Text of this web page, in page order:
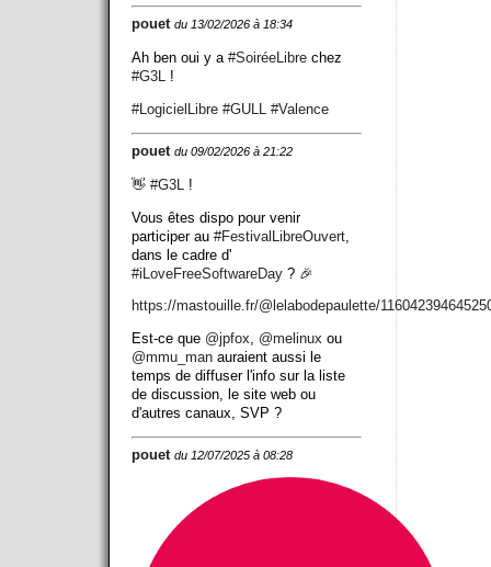
pouet du 13/02/2026 à 18:34
Ah ben oui y a #SoiréeLibre chez
#G3L !
#LogicielLibre #GULL #Valence
pouet du 09/02/2026 à 21:22
👋 #G3L
!
Vous êtes dispo pour venir
participer au #FestivalLibreOuvert
dans le cadre d'
#iLoveFreeSoftwareDay ? 🎉
https://mastouille.fr/@lelabodepaulette/
Est-ce que @jpfox, @melinux ou
@mmu_man auraient aussi le
temps de diffuser l'info sur la liste
de discussion, le site web ou
d'autres canaux, SVP ?
pouet du 12/07/2025 à 08:28